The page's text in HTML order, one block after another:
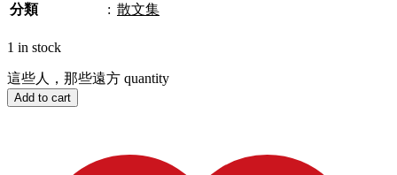
分類
: 散文集
1 in stock
這些人，那些遠方 quantity
Add to cart